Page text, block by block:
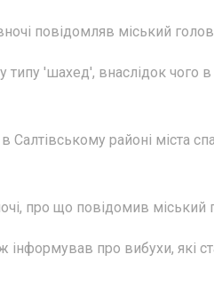
повідомляв міський
'шахед', внаслідок чого в
Салтівському районі міста
про що повідомив міський
інформував про вибухи, які